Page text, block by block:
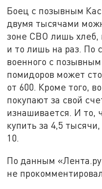
Боец с позывным
двумя тысячами
зоне СВО лишь хлеб,
и то лишь на раз. По
военного с
помидоров может
от 600. Кроме того,
покупают за свой
изнашивается. И то,
купить за 4,5
10.
По данным
не